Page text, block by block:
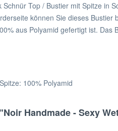
Top / Bustier mit Spitze in
können Sie dieses
aus Polyamid gefertigt ist.
100% Polyamid
Handmade - Sexy